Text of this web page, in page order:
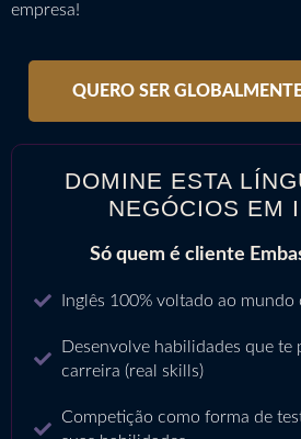
empresa!
QUERO SER
DOMINE ESTA
NEGÓCIOS EM
Só quem é cliente
Inglês 100% voltado ao
Desenvolve habilidades que te
carreira (real skills)
Competição como forma de